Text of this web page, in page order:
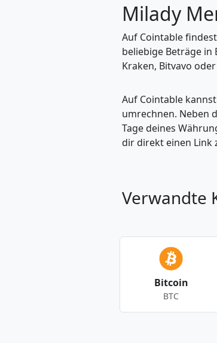
Milady
Auf Cointable
beliebige Beträge in
Kraken, Bitvavo
Auf Cointable
umrechnen. Neben
Tage deines
dir direkt einen Link
Verwandte
Bitcoin
BTC